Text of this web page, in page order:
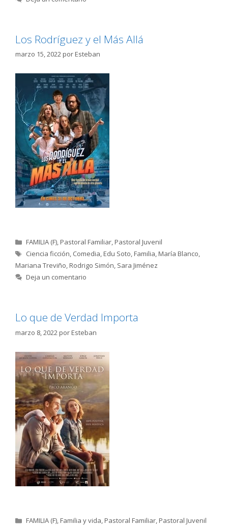
Los Rodríguez y el Más Allá
marzo 15, 2022porEsteban
Categorías
FAMILIA (F),Pastoral Familiar,Pastoral Juvenil
Etiquetas
Ciencia ficción, Comedia,Edu Soto,Familia,María Blanco,
Mariana Treviño,Rodrigo Simón, Sara Jiménez
Deja un comentario
Lo que de Verdad Importa
marzo 8, 2022porEsteban
Categorías
FAMILIA (F),Familia y vida,Pastoral Familiar,Pastoral Juvenil